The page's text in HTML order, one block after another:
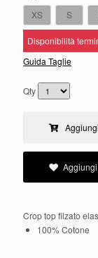
XS
S
Disponibilità
Guida Taglie
Qty
Crop top filzato
100% Cotone